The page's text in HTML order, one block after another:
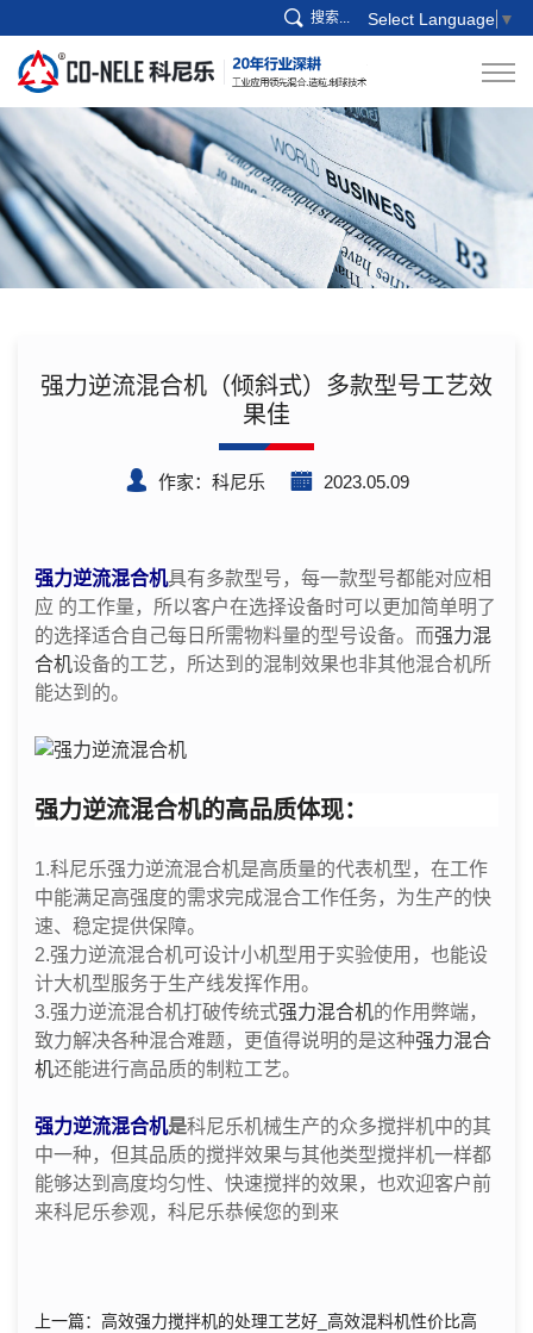
搜索... Select Language ▼
强力逆流混合机（倾斜式）多款型号工艺效
果佳
作家：科尼乐 2023.05.09
强力逆流混合机具有多款型号，每一款型号都能对应相
应 的工作量，所以客户在选择设备时可以更加简单明了
的选择适合自己每日所需物料量的型号设备。而强力混
合机设备的工艺，所达到的混制效果也非其他混合机所
能达到的。
强力逆流混合机的高品质体现：
1.科尼乐强力逆流混合机是高质量的代表机型，在工作
中能满足高强度的需求完成混合工作任务，为生产的快
速、稳定提供保障。
2.强力逆流混合机可设计小机型用于实验使用，也能设
计大机型服务于生产线发挥作用。
3.强力逆流混合机打破传统式强力混合机的作用弊端，
致力解决各种混合难题，更值得说明的是这种强力混合
机还能进行高品质的制粒工艺。
强力逆流混合机是科尼乐机械生产的众多搅拌机中的其
中一种，但其品质的搅拌效果与其他类型搅拌机一样都
能够达到高度均匀性、快速搅拌的效果，也欢迎客户前
来科尼乐参观，科尼乐恭候您的到来
上一篇：高效强力搅拌机的处理工艺好_高效混料机性价比高